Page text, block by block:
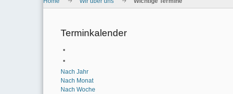
Terminkalender
Nach Jahr
Nach Monat
Nach Woche